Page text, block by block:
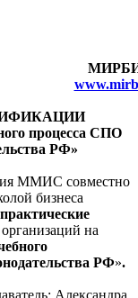
процесса СПО
РФ»
ММИС совместно
бизнеса
практические
на
РФ».
Александра